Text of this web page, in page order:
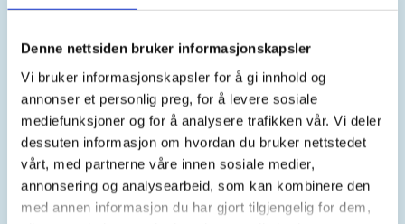
Denne nettsiden bruker informasjonskapsler
Vi bruker informasjonskapsler for å gi innhold og
annonser et personlig preg, for å levere sosiale
mediefunksjoner og for å analysere trafikken vår. Vi deler
dessuten informasjon om hvordan du bruker nettstedet
vårt, med partnerne våre innen sosiale medier,
annonsering og analysearbeid, som kan kombinere den
med annen informasjon du har gjort tilgjengelig for dem,
Kontaktperson
sjffung@outlook.com
Fast fredagsmøte i
Ungdomsutvalget SJFF
(SJFFU)